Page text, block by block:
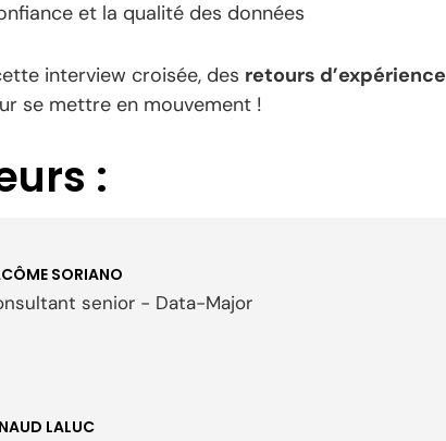
et la qualité des données
interview croisée, des retours d’expérience
se mettre en mouvement !
:
SORIANO
senior - Data-Major
LALUC